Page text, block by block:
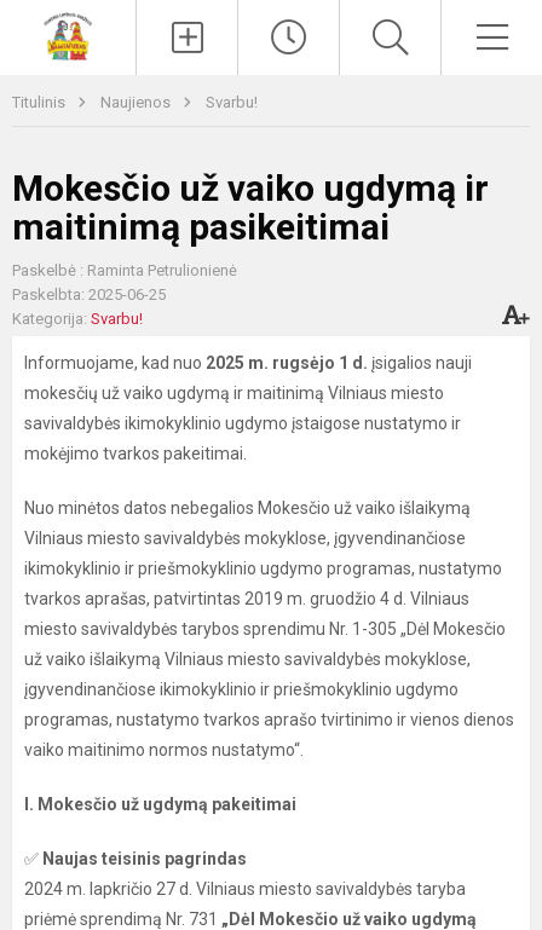
Titulinis Naujienos Svarbu!
Mokesčio už vaiko ugdymą ir
maitinimą pasikeitimai
Paskelbė : Raminta Petrulionienė
Paskelbta: 2025-06-25
Kategorija: Svarbu!
Informuojame, kad nuo 2025 m. rugsėjo 1 d. įsigalios nauji
mokesčių už vaiko ugdymą ir maitinimą Vilniaus miesto
savivaldybės ikimokyklinio ugdymo įstaigose nustatymo ir
mokėjimo tvarkos pakeitimai.
Nuo minėtos datos nebegalios Mokesčio už vaiko išlaikymą
Vilniaus miesto savivaldybės mokyklose, įgyvendinančiose
ikimokyklinio ir priešmokyklinio ugdymo programas, nustatymo
tvarkos aprašas, patvirtintas 2019 m. gruodžio 4 d. Vilniaus
miesto savivaldybės tarybos sprendimu Nr. 1-305 „Dėl Mokesčio
už vaiko išlaikymą Vilniaus miesto savivaldybės mokyklose,
įgyvendinančiose ikimokyklinio ir priešmokyklinio ugdymo
programas, nustatymo tvarkos aprašo tvirtinimo ir vienos dienos
vaiko maitinimo normos nustatymo“.
I. Mokesčio už ugdymą pakeitimai
✅ Naujas teisinis pagrindas
2024 m. lapkričio 27 d. Vilniaus miesto savivaldybės taryba
priėmė sprendimą Nr. 731 „Dėl Mokesčio už vaiko ugdymą